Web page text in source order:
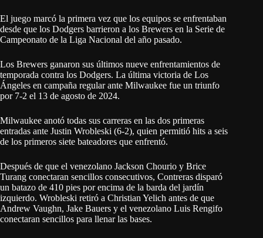
El juego marcó la primera vez que los equipos se enfrentaban
desde que los Dodgers barrieron a los Brewers en la Serie de
Campeonato de la Liga Nacional del año pasado.
Los Brewers ganaron sus últimos nueve enfrentamientos de
temporada contra los Dodgers. La última victoria de Los
Ángeles en campaña regular ante Milwaukee fue un triunfo
por 7-2 el 13 de agosto de 2024.
Milwaukee anotó todas sus carreras en las dos primeras
entradas ante Justin Wrobleski (6-2), quien permitió hits a seis
de los primeros siete bateadores que enfrentó.
Después de que el venezolano Jackson Chourio y Brice
Turang conectaran sencillos consecutivos, Contreras disparó
un batazo de 410 pies por encima de la barda del jardín
izquierdo. Wrobleski retiró a Christian Yelich antes de que
Andrew Vaughn, Jake Bauers y el venezolano Luis Rengifo
conectaran sencillos para llenar las bases.